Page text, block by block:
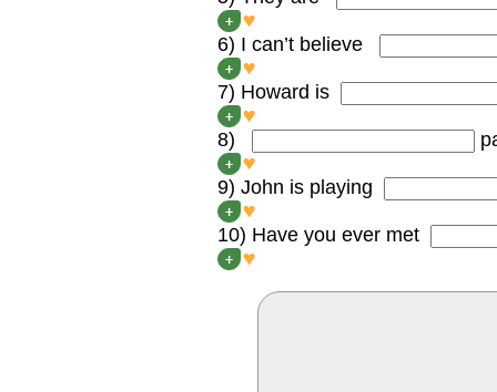
+
6) I can’t believe
+
7) Howard is
+
8)
+
9) John is playing
+
10) Have you ever met
+